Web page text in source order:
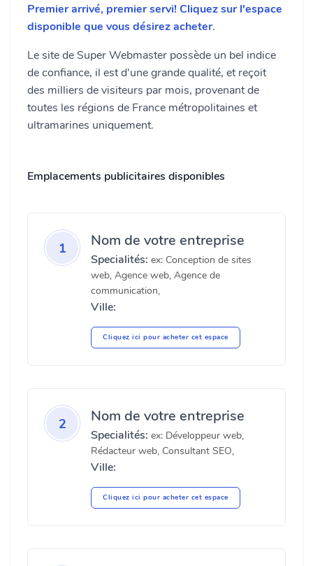
Premier arrivé, premier servi! Cliquez sur l'espace
disponible que vous désirez acheter.
Le site de Super Webmaster possède un bel indice
de confiance, il est d'une grande qualité, et reçoit
des milliers de visiteurs par mois, provenant de
toutes les régions de France métropolitaines et
ultramarines uniquement.
Emplacements publicitaires disponibles
1 Nom de votre entreprise
Specialités: ex: Conception de sites
web, Agence web, Agence de
communication,
Ville:
Cliquez ici pour acheter cet espace
2 Nom de votre entreprise
Specialités: ex: Développeur web,
Rédacteur web, Consultant SEO,
Ville:
Cliquez ici pour acheter cet espace